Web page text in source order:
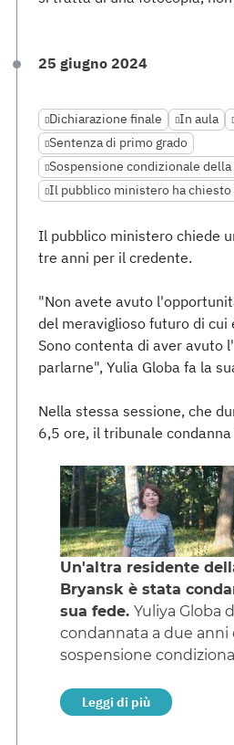
25 giugno 2024
Dichiarazione finale In aula
Sentenza di primo grado
Sospensione condizionale della
Il pubblico ministero ha chiesto
Il pubblico ministero chiede
tre anni per il credente.
"Non avete avuto
del meraviglioso futuro di cui
Sono contenta di aver avuto
parlarne", Yulia Globa fa la
Nella stessa sessione, che
6,5 ore, il tribunale
Un'altra residente
Bryansk è stata
sua fede. Yuliya Globa
condannata a due anni
sospensione
Leggi di più